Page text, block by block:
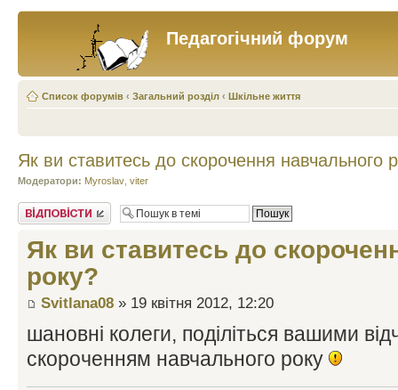
Педагогічний форум
Список форумів ‹ Загальний розділ ‹ Шкільне життя
Як ви ставитесь до скорочення навчального
Модератори: Myroslav viter
Відповісти
Як ви ставитесь до
року?
Svitlana08 » 19 квітня 2012, 12:20
шановні колеги, поділіться вашими
скороченням навчального року